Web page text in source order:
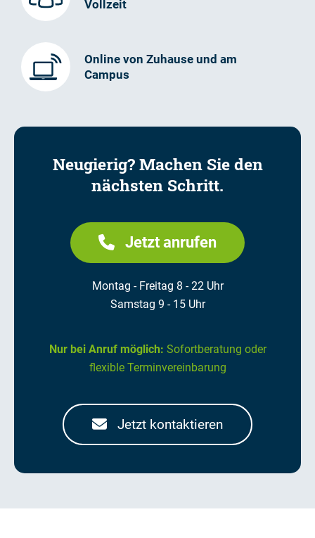
Vollzeit
Online von Zuhause und am
Campus
Neugierig? Machen Sie den
nächsten Schritt.
Jetzt anrufen
Montag - Freitag 8 - 22 Uhr
Samstag 9 - 15 Uhr
Nur bei Anruf möglich: Sofortberatung oder
flexible Terminvereinbarung
Jetzt kontaktieren